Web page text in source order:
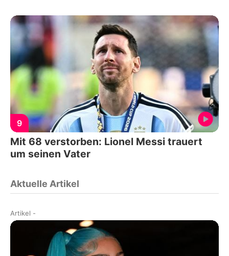
9
Mit 68 verstorben: Lionel Messi trauert
um seinen Vater
Aktuelle Artikel
Artikel -